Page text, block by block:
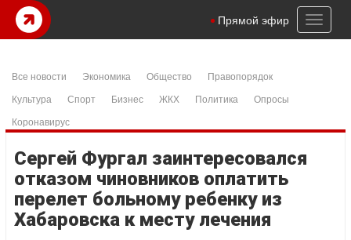
Toggle
Прямой эфир
Все новости Экономика Общество
Правопорядок
Культура
Спорт Бизнес ЖКХ Политика
Опросы
Коронавирус
Сергей Фургал заинтересовался
отказом чиновников оплатить
перелет больному ребенку из
Хабаровска к месту лечения